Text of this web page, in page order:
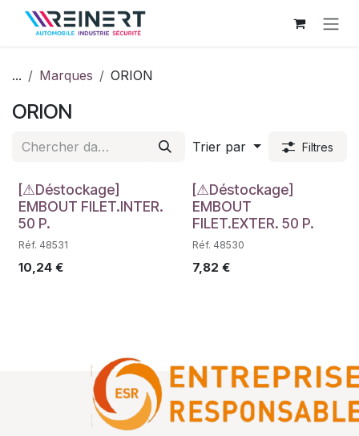
Se rendre au contenu
... Marques ORION
ORION
Trier par Filtres
Déstockage
[⚠Déstockage]
EMBOUT FILET.INTER.
50 P.
Réf. 48531
10,24 €
Déstockage
[⚠Déstockage]
EMBOUT
FILET.EXTER. 50 P.
Réf. 48530
7,82 €